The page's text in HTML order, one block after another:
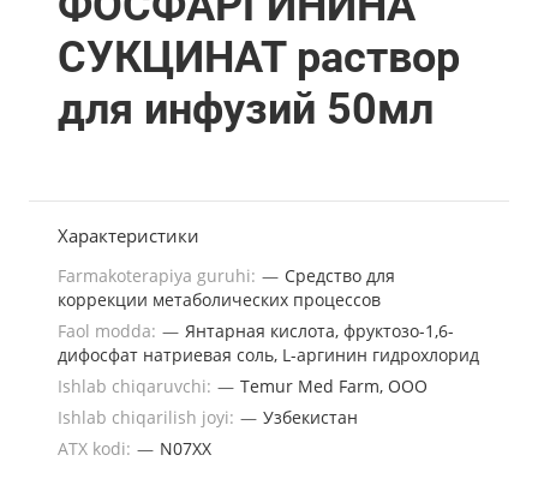
СУКЦИНАТ раствор
для инфузий 50мл
Характеристики
Farmakoterapiya guruhi: — Средство для
коррекции метаболических процессов
Faol modda: — Янтарная кислота, фруктозо-1,6-
дифосфат натриевая соль, L-аргинин гидрохлорид
Ishlab chiqaruvchi: — Temur Med Farm, OOO
Ishlab chiqarilish joyi: — Узбекистан
ATX kodi: — N07XX